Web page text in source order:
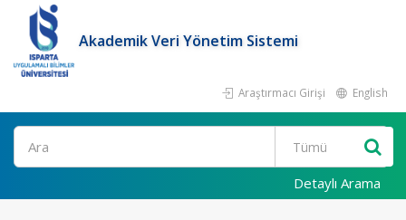
Akademik Veri Yönetim Sistemi
Araştırmacı Girişi English
Ara
Detaylı Arama